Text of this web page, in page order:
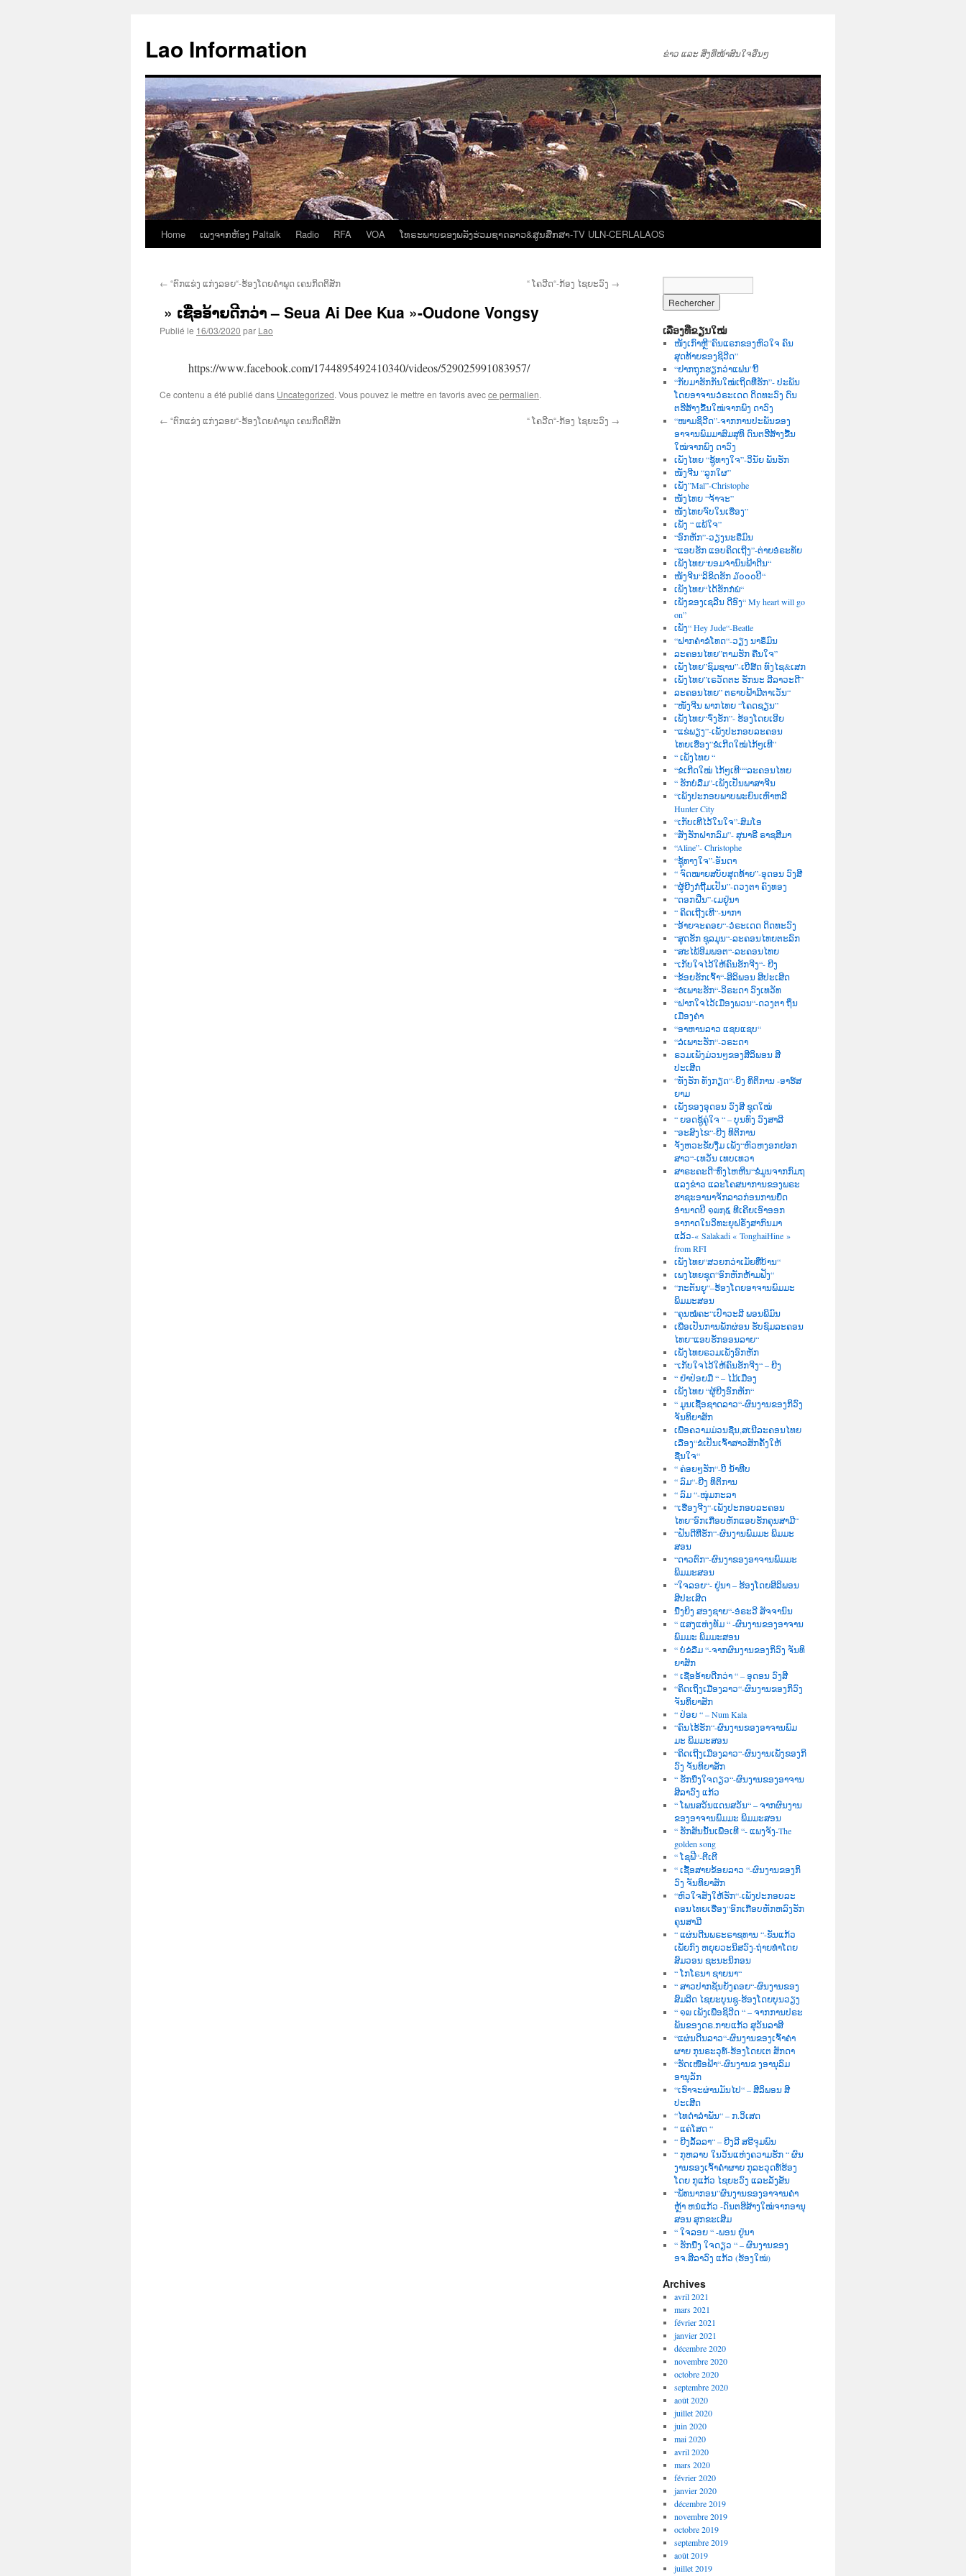
contenu
Lao Information ຂ່າວ ແລະ ສິ່ງທີ່ໜ້າສົນໃຈອື່ນໆ
Home ເພງຈາກຫ້ອງ Paltalk Radio RFA VOA ໂທຣະພາບຂອງພລັງຮ່ວມຊາດລາວ&ສູນສືກສາ-TV ULN-CERLALAOS
← “ຕົກແຂ່ງ ແກ່ງລອຍ“-ຮ້ອງໂດຍຄຳພຸດ ເຄນກິດຕິສັກ “ ໂຄວີດ“-ກ້ອງ ໄຊຍະວົງ →
» ເຊື່ອອ້າຍດີກວ່າ – Seua Ai Dee Kua »-Oudone Vongsy
Publié le 16/03/2020 par Lao
https://www.facebook.com/1744895492410340/videos/529025991083957/
Ce contenu a été publié dans Uncategorized. Vous pouvez le mettre en favoris avecce permalien.
← “ຕົກແຂ່ງ ແກ່ງລອຍ“-ຮ້ອງໂດຍຄຳພຸດ ເຄນກິດຕິສັກ “ ໂຄວີດ“-ກ້ອງ ໄຊຍະວົງ →
ເລື່ອງທີ່ຂຽນໃໝ່
ໜັງເກົາຫຼີ”ຄົນແຣກຂອງຫົວໃຈ ຄົນ
ສຸດທ້າຍຂອງຊິວີດ”
“ຢາກຖຸກຮຽກວ່າແຟນ”ບີ້
“ກັບມາຮັກກັນໃໝ່ເຖິດທີ່ຮັກ”- ປະພັນ
ໂດຍອາຈານວໍຣະເດດ ດິດທະວົງ ດົນ
ຕຮີສ້າງຂື້ນໃໝ່ຈາກພົງ ດາວົງ
“ໜາມຊິວີດ”-ຈາກການປະພັນຂອງ
ອາຈານພົມມາສົມສຸທິ ດົນຕຮີສ້າງຂື້ນ
ໃໝ່ຈາກພົງ ດາວົງ
ເພັງໄທຍ “ຊູ້ທາງໃຈ”-ວິນັຍ ພັນຮັກ
ໜັງຈີນ “ລູກໃຜ”
ເພັງ”Mal”-Christophe
ໜັງໄທຍ “ຈ້າຈະ”
ໜັງໄທຍຈົບໃນເຮື່ອງ”
ເພັງ “ ແພ້ໃຈ”
“ອົກຫັກ”-ວຽງນະຣືມົນ
“ແອບຮັກ ແອບຄິດເຖີງ”-ຕ່າຍອໍຣະທັຍ
ເພັງໄທຍ“ຍອມຈຳນົນຟ້າດີນ“
ໜັງຈີນ“ລິຂິດຮັກ ໓໐໐໐ປີ“
ເພັງໄທຍ“ໄດ້ຮັກກໍພໍ“
ເພັງຂອງເຊລີນ ດີອົງ“ My heart will go
on”
ເພັງ“ Hey Jude“-Beatle
“ຝາກຄຳຂໍໂທດ“-ວຽງ ນາຣຶມົນ
ລະຄອນໄທຍ”ຕາມຮັກ ຄືນໃຈ”
ເພັງໄທຍ”ຊົມຊານ”-ເບີສ໌ດ ທົງໄຊ&ເສກ
ເພັງໄທຍ”ເຣວັດຕະ ຮັກນະ ລີລາວະດີ”
ລະຄອນໄທຍ” ຕຣາບຟ້າມີຕາເວັນ“
“ໜັງຈີນ ພາກໄທຍ “ໂຄດຊຽນ”
ເພັງໄທຍ“ຈົ່ງຮັກ”- ຮ້ອງໂດຍເອີຍ
“ແຂ່ພຽງ”-ເພັງປະກອບລະຄອນ
ໄທຍເຮື່ອງ”ຂໍເກີດໃໝ່ໄກ້ໆເທີ”
“ ເພັງໄທຍ “
“ຂໍເກີດໃໝ່ ໄກ້ໆເທີ““ລະຄອນໄທຍ
“ ຮັກບໍ່ລືມ”-ເພັງເປັນພາສາຈີນ
“ເພັງປະກອບພາບພະຍົນເຫົາຫລີ
Hunter City
“ເກັບເທີໄວ້ໃນໃຈ”-ສົມໂອ
“ສັ່ງຮັກຝາກລົມ”- ສຸນາຣີ ຣາຊສີມາ
“Aline”- Christophe
“ຊູ້ທາງໃຈ”-ອັນດາ
“ ຈົດໝາຍສບັບສຸດທ້າຍ”-ອຸດອນ ວົງສີ
“ຜູ້ຍີງກໍຖີ້ມເປັນ”-ດວງຕາ ຄົງທອງ
“ດອກຝີ່ນ”-ເມຢູ່ນາ
“ ຄິດເຖີງເທີ“-ນາກາ
“ອ້າຍຈະຄອຍ“-ວໍຣະເດດ ດິດທະວົງ
“ສູດຮັກ ຊຸລມຸນ“-ລະຄອນໄທຍຕະລົກ
“ສະໄພ້ອີມພອຕ“-ລະຄອນໄທຍ
“ເກັບໃຈໄວ້ໃຫ້ຄົນຮັກຈີງ“- ຍີງ
“ຂ້ອຍຮັກເຈົ້າ“-ສິລິພອນ ສີປະເສີດ
“ຮໍເພາະຮັກ“-ວິຣະດາ ວົງເທວັທ
“ຝາກໃຈໄວ້ເມືອງພວນ“-ດວງຕາ ຖິ່ນ
ເມືອງຄຳ
“ອາຫານລາວ ແຊບແຊບ“
“ລໍເພາະຮັກ“-ວຣະດາ
ຣວມເພັງມ່ວນໆຂອງສີລິພອນ ສີ
ປະເສີດ
“ທັງຮັກ ທັງກຽດ“-ຍິງ ທິຕິການ -ອາຮ໌ສ
ຍາມ
ເພັງຂອງອຸດອນ ວົງສີ ຊຸດໃໝ່
“ ຍອດຊູ້ຄູ່ໃຈ “ – ບຸນທົງ ວົງສາລີ
“ອະສົງໄຂ“-ຍີງ ທິຕິການ
ຈັງຫວະຂັບງື່ມ ເພັງ“ຫົວຫງອກຢອກ
ສາວ“-ເທວັນ ເທບເທວາ
ສາຣະຄະດີ“ທົ່ງໄຫຫີນ“ຂໍ່ມູນຈາກກົມຖ
ແລງຂ່າວ ແລະໂຄສນາການຂອງພຣະ
ຮາຊະອານາຈັກລາວກ່ອນການຍຶດ
ອຳນາດປີ ໑໙໗໕ ທີເຄີຍເອົາອອກ
ອາກາດໃນວິທະຍຸຝຣັ່ງສາກົນມາ
ແລ້ວ-« Salakadi « TonghaiHine »
from RFI
ເພັງໄທຍ“ສວຍກວ່າເມັຍທີ່ບ້ານ“
ເພງໄທຍຊຸດ“ອົກຫັກຫ້າມຟັງ“
“ກະຕັນຍູ“–ຮ້ອງໂດຍອາຈານພົມມະ
ພິມມະສອນ
“ຄຸນໝໍຄະ“ເປົາວະລີ ພອນພິມົນ
ເພື່ອເປັນການພັກຜ່ອນ ຮັບຊົມລະຄອນ
ໄທຍ“ແອບຮັກອອນລາຍ“
ເພັງໄທຍຣວມເພັງອົກຫັກ
“ເກັບໃຈໄວ້ໃຫ້ຄົນຮັກຈີງ“ – ຍີງ
“ ຢ່າປ່ອຍມື “ – ໄມ້ເມືອງ
ເພັງໄທຍ “ຜູ້ຍີງອົກຫັກ“
“ ມູນເຊື້ອຊາດລາວ“-ຜົນງານຂອງກິວົງ
ຈັນທິຍາສັກ
ເພື່ອຄວາມມ່ວນຊື່ນ,ສເນີລະຄອນໄທຍ
ເລື່ອງ“ຂໍເປັນເຈົ້າສາວສັກຄັ້ງໃຫ້
ຊື່ນໃຈ“
“ ຄ່ອຍໆຮັກ“-ບີ ນໍ້າທີບ
“ ລົມ“-ຍີງ ທິຕິການ
“ ລົມ “-ໜຸ່ມກະລາ
“ເຮື່ອງຈີງ“-ເພັງປະກອບລະຄອນ
ໄທຍ“ອົກເກືອບຫັກແອບຮັກຄຸນສາມີ“
“ຝັນດີທີ່ຮັກ“-ຜົນງານພົມມະ ພິມມະ
ສອນ
“ດາວຕົກ“-ຜົນງາຂອງອາຈານພົມມະ
ພິມມະສອນ
“ໃຈລອຍ“- ຢູ່ນາ – ຮ້ອງໂດຍສີລິພອນ
ສີປະເສີດ
ນື່ງຍິງ ສອງຊາຍ“-ອໍຣະວີ ສັຈຈານົນ
“ ແສງແຫ່ງທັມ “ -ຜົນງານຂອງອາຈານ
ພົມມະ ພິມມະສອນ
“ ບໍ່ຂໍລືມ “-ຈາກຜົນງານຂອງກິວົງ ຈັນທິ
ຍາສັກ
“ ເຊື່ອອ້າຍດີກວ່າ “ – ອຸດອນ ວົງສີ
“ຄິດເຖິງເມືອງລາວ“-ຜົນງານຂອງກິວົງ
ຈັນທິຍາສັກ
“ ປ່ອຍ “ – Num Kala
“ຄົນໄຮ້ຮັກ“-ຜົນງານຂອງອາຈານພົມ
ມະ ພິມມະສອນ
“ຄິດເຖີງເມືອງລາວ“-ຜົນງານເພັງຂອງກິ
ວົງ ຈັນທິຍາສັກ
“ ຮັກນື່ງໃຈດຽວ“-ຜົນງານຂອງອາຈານ
ສີລາວົງ ແກ້ວ
“ ໂພນສວັນແດນສວັນ“ – ຈາກຜົນງານ
ຂອງອາຈານພົມມະ ພິມມະສອນ
“ ຮັກສັນນັ້ນເພື່ອເທີ “- ແພງຈັງ-The
golden song
“ ໂຊຟີ“-ຕີເຕີ
“ ເຊື້ອສາຍຂ້ອຍລາວ “-ຜົນງານຂອງກິ
ວົງ ຈັນທິຍາສັກ
“ຫົວໃຈສັ່ງໃຫ້ຮັກ“-ເພັງປະກອບລະ
ຄອນໄທຍເຮື່ອງ“ອົກເກືອບຫັກຫລົງຮັກ
ຄຸນສາມີ
“ ແຜ່ນດີນພຣະຣາຊທານ “-ຂັນແກ້ວ
ເພັຍກົງ ຫຍຸຍວະນິສວົງ-ຖ່າຍທຳໂດຍ
ສົມວອນ ຊະນະນິກອນ
“ ໂກໂຣນາ ຊາຍນາ“
“ ສາວປາກຊັນຍັງຄອຍ“-ຜົນງານຂອງ
ສົມລີດ ໄຊຍະບຸນຊູ-ຮ້ອງໂດຍບຸນວຽງ
“ ໑໙ ເພັງເພື່ອຊິວີດ “ – ຈາກການປຣະ
ພັນຂອງດຣ.ກາບແກ້ວ ສຸວັນລາສີ
“ແຜ່ນດີນລາວ“-ຜົນງານຂອງເຈົ້າຄຳ
ຜາຍ ກຸນຣະວຸທ໌-ຮ້ອງໂດຍເຕ ສັກດາ
“ຮັດເໜືອຟ້າ“-ຜົນງານຂ ງອານຸລົມ
ອານຸລັກ
“ເຮົາຈະຜ່ານມັນໄປ“ – ສີລິພອນ ສີ
ປະເສີດ
“ໄທດຳລຳພັນ“ – ກ.ວິເສດ
“ ແຄ່ໂສດ “
“ ຍີງລັ້ລລາ“ – ຍີງລີ ສຣີຈຸມພົນ
“ ກຸຫລາບ ໃນວັນແຫ່ງຄວາມຮັກ “ ຜົນ
ງານຂອງເຈົ້າຄຳຜາຍ ກຸລະວຸດທ໌ຮ້ອງ
ໂດຍ ກຸແກ້ວ ໄຊຍະວົງ ແລະລັງສັນ
“ພັທນາກອນ”ຜົນງານຂອງອາຈານຄຳ
ຫຼ້າ ຫນໍແກ້ວ -ດົນຕຮີສ້າງໃໝ່ຈາກອານຸ
ສອນ ສຸກຂະເສີມ
“ ໃຈລອຍ “ -ພອນ ຢູ່ນາ
“ ຮັກນື່ງ ໃຈດຽວ “ – ຜົນງານຂອງ
ອຈ.ສີລາວົງ ແກ້ວ (ຮ້ອງໃໝ່)
Archives
avril 2021
mars 2021
février 2021
janvier 2021
décembre 2020
novembre 2020
octobre 2020
septembre 2020
août 2020
juillet 2020
juin 2020
mai 2020
avril 2020
mars 2020
février 2020
janvier 2020
décembre 2019
novembre 2019
octobre 2019
septembre 2019
août 2019
juillet 2019